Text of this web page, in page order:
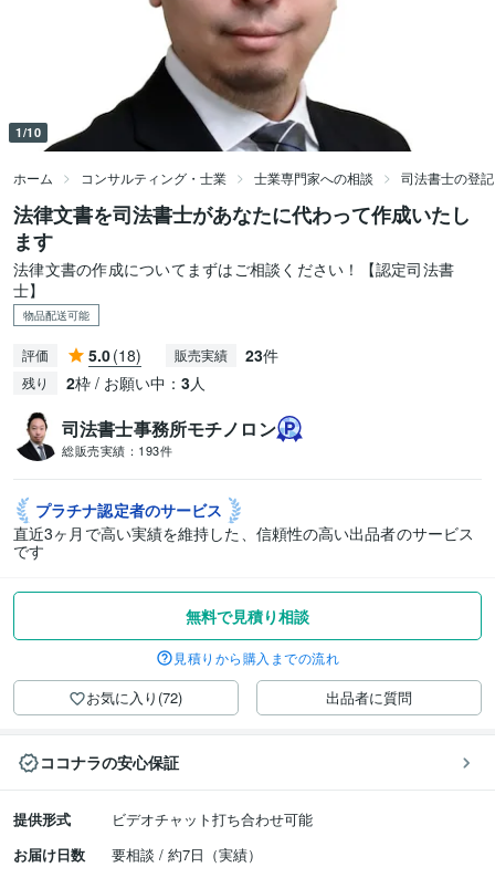
1/10
ホーム コンサルティング・士業 士業専門家への相談 司法書士の登
法律文書を司法書士があなたに代わって作成いたし
ます
法律文書の作成についてまずはご相談ください！【認定司法書
士】
物品配送可能
評価 5.0(18) 販売実績 23件
残り 2枠 / お願い中： 3人
司法書士事務所モチノロン
総販売実績： 193件
プラチナ認定者のサービス
直近3ヶ月で高い実績を維持した、信頼性の高い出品者のサービス
です
無料で見積り相談
見積りから購入までの流れ
お気に入り(72) 出品者に質問
ココナラの安心保証
提供形式
ビデオチャット打ち合わせ可能
お届け日数
要相談 / 約7日（実績）